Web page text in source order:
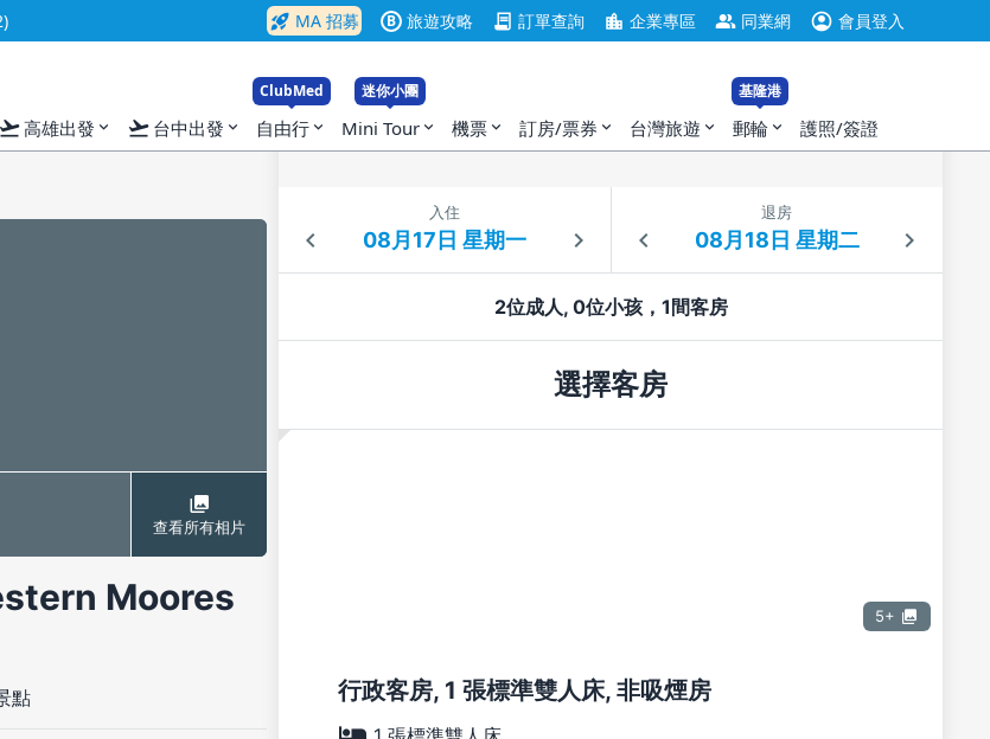
rocket_launch MA 招募 B 旅遊攻略 contract 訂單查詢 location_city 企業專區 group 同業網 account_circle 會員登入
flight_takeoff高雄出發 expand_more flight_takeoff 台中出發 expand_more
ClubMed
自由行 expand_more
迷你小團
Mini Tour expand_more 機票 expand_more 訂房/票券 expand_more 台灣旅遊 expand_more
基隆港
郵輪 expand_more 護照/簽證
查看所有相片
Moores
點
入住 退房
2位成人, 0位小孩，1間客房
選擇客房
5+
行政客房, 1 張標準雙人床, 非吸煙房